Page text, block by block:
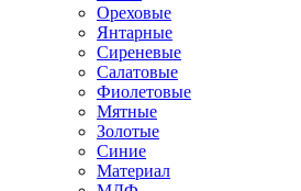
Ореховые
Янтарные
Сиреневые
Салатовые
Фиолетовые
Мятные
Золотые
Синие
Материал